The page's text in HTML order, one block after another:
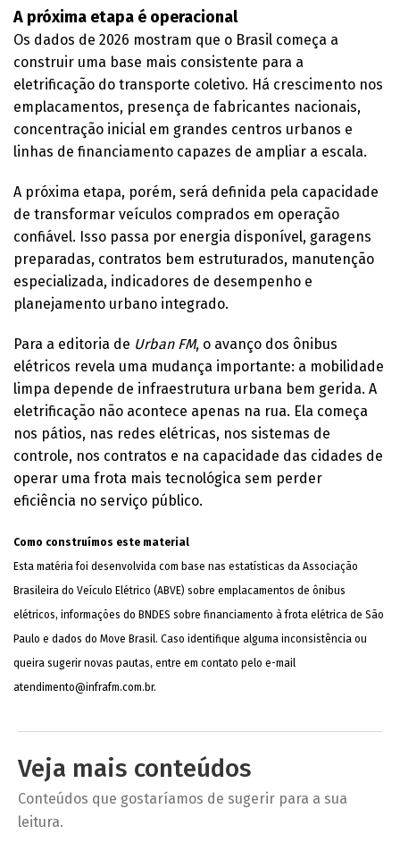
A próxima etapa é operacional
Os dados de 2026 mostram que o Brasil começa a
construir uma base mais consistente para a
eletrificação do transporte coletivo. Há crescimento nos
emplacamentos, presença de fabricantes nacionais,
concentração inicial em grandes centros urbanos e
linhas de financiamento capazes de ampliar a escala.
A próxima etapa, porém, será definida pela capacidade
de transformar veículos comprados em operação
confiável. Isso passa por energia disponível, garagens
preparadas, contratos bem estruturados, manutenção
especializada, indicadores de desempenho e
planejamento urbano integrado.
Para a editoria de Urban FM, o avanço dos ônibus
elétricos revela uma mudança importante: a mobilidade
limpa depende de infraestrutura urbana bem gerida. A
eletrificação não acontece apenas na rua. Ela começa
nos pátios, nas redes elétricas, nos sistemas de
controle, nos contratos e na capacidade das cidades de
operar uma frota mais tecnológica sem perder
eficiência no serviço público.
Como construímos este material
Esta matéria foi desenvolvida com base nas estatísticas da Associação
Brasileira do Veículo Elétrico (ABVE) sobre emplacamentos de ônibus
elétricos, informações do BNDES sobre financiamento à frota elétrica de São
Paulo e dados do Move Brasil. Caso identifique alguma inconsistência ou
queira sugerir novas pautas, entre em contato pelo e-mail
atendimento@infrafm.com.br.
Veja mais conteúdos
Conteúdos que gostaríamos de sugerir para a sua
leitura.